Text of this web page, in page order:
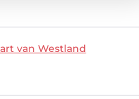
van Westland